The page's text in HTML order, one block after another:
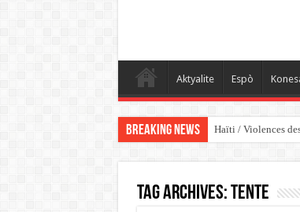
Aktyalite Espò
Breaking News Haïti / Violences
Tag Archives:Tente